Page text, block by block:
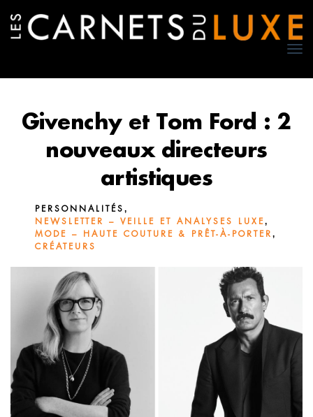
Givenchy et Tom Ford : 2
nouveaux directeurs
artistiques
PERSONNALITÉS ,
NEWSLETTER – VEILLE ET ANALYSES LUXE,
MODE – HAUTE COUTURE & PRÊT-À-PORTER ,
CRÉATEURS